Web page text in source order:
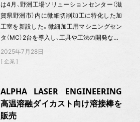
は4月、野洲工場ソリューションセンター（滋
賀県野洲市）内に微細切削加工に特化した加
工室を新設した。微細加工用マシニングセン
タ（MC）2台を導入し、工具や工法の開発な…
2025年7月28日
企業
ALPHA LASER ENGINEERING
高温溶融ダイカスト向け溶接棒を
販売